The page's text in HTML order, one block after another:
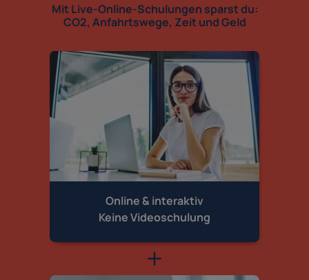
Mit Live-Online-Schulungen sparst du:
CO2, Anfahrtswege, Zeit und Geld
Online & interaktiv
Keine Videoschulung